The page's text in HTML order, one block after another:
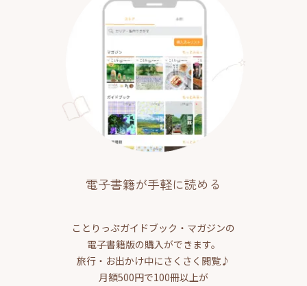
電子書籍が手軽に読める
ことりっぷガイドブック・マガジンの
電子書籍版の購入ができます。
旅行・お出かけ中にさくさく閲覧♪
月額500円で100冊以上が